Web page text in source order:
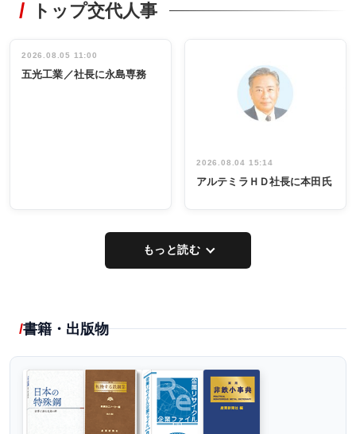
非鉄業界で
インタビュ
ー／社内ア
タックトレー
祝う 業界関
係者ら220人
出席
トップ交代人事
2026.08.05 11:00
五光工業／社長に永島専務
2026.08.04 15:14
アルテミラＨＤ社長に本田氏
もっと読む
書籍・出版物